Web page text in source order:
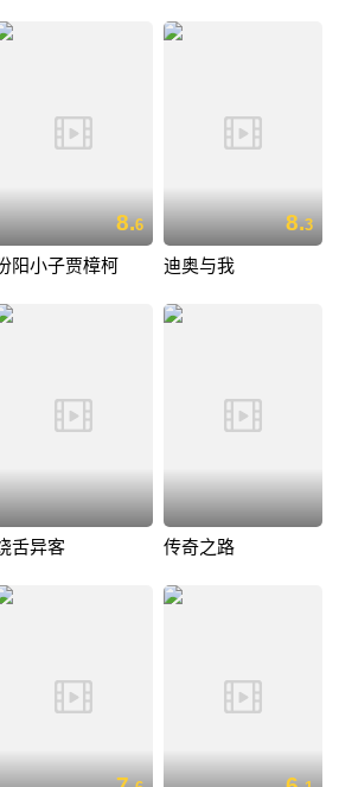
8.6
阳小子贾樟柯
8.3
迪奥与我
舌异客 传奇之路